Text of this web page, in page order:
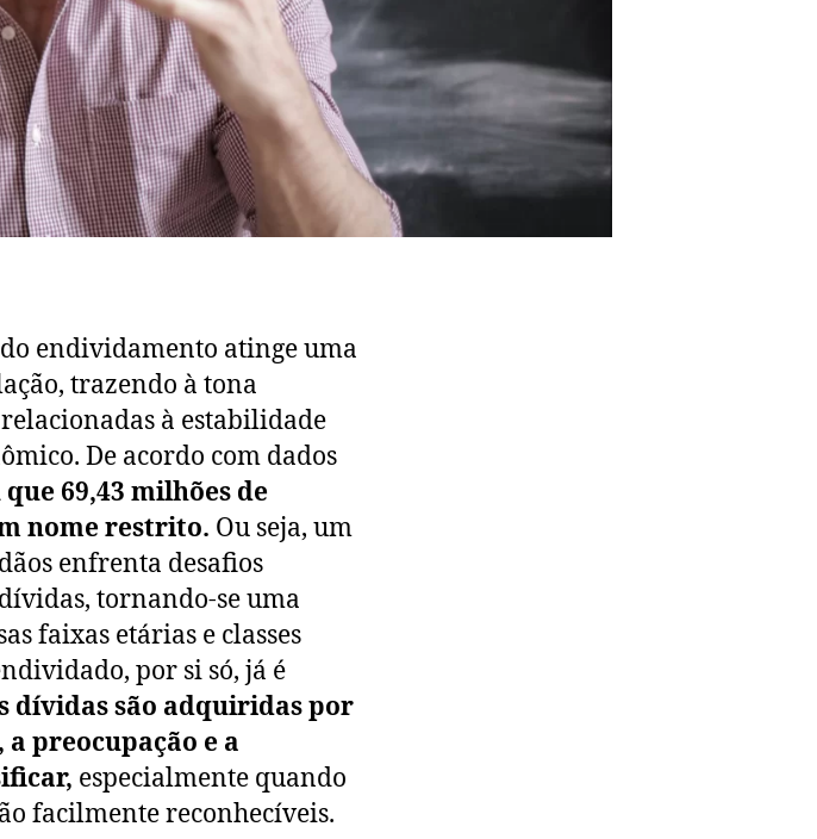
endividamento atinge uma
trazendo à tona
à estabilidade
De acordo com dados
69,43 milhões de
nome restrito. Ou seja, um
enfrenta desafios
tornando-se uma
faixas etárias e classes
por si só, já é
dívidas são adquiridas por
preocupação e a
especialmente quando
facilmente reconhecíveis.